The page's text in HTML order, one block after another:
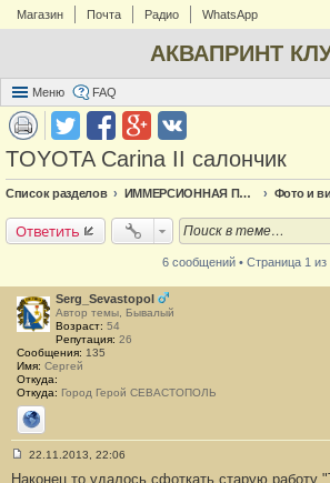
Магазин Почта Радио WhatsApp
АКВАПРИНТ
Меню FAQ
TOYOTA Carina II салончик
Список разделов ИММЕРСИОННАЯ ПЕЧАТЬ
Ответить
6 сообщений • Страница 1 из
Serg_Sevastopol
Автор темы, Бывалый
Возраст: 54
Репутация: 26
Сообщения: 135
Имя: Сергей
Откуда:
Откуда: Город Герой СЕВАСТОПОЛЬ
Сайт
о
22.11.2013, 22:06
Наконец то удалось сфоткать старую работу